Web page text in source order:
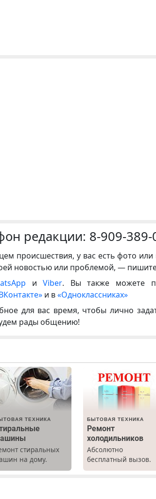
редакции: 8-909-389-
происшествия, у вас есть фото
новостью или проблемой, —
иViber. Вы также можете
и в«Одноклассниках»
для вас время, чтобы лично
рады общению!
ТЕХНИКА
стиральных
на дому.
и диагностика
БЫТОВАЯ ТЕХНИКА
Ремонт
холодильников
Абсолютно
бесплатный вызов.
Ремонт